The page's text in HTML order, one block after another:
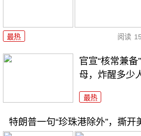
最热 阅读
官宣“核常兼
母，炸醒多少
最热
特朗普一句“珍珠港除外”，撕开